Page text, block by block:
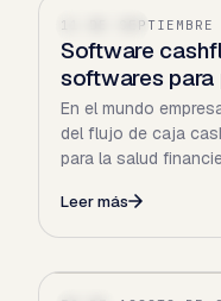
11 DE
Software
softwares para
En el mundo
del flujo de caja
para la salud
Leer más